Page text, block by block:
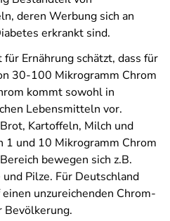
deren Werbung sich an
erkrankt sind.
Ernährung schätzt, dass für
30-100 Mikrogramm Chrom
kommt sowohl in
Lebensmitteln vor.
Kartoffeln, Milch und
1 und 10 Mikrogramm Chrom
bewegen sich z.B.
Pilze. Für Deutschland
unzureichenden Chrom-
Bevölkerung.